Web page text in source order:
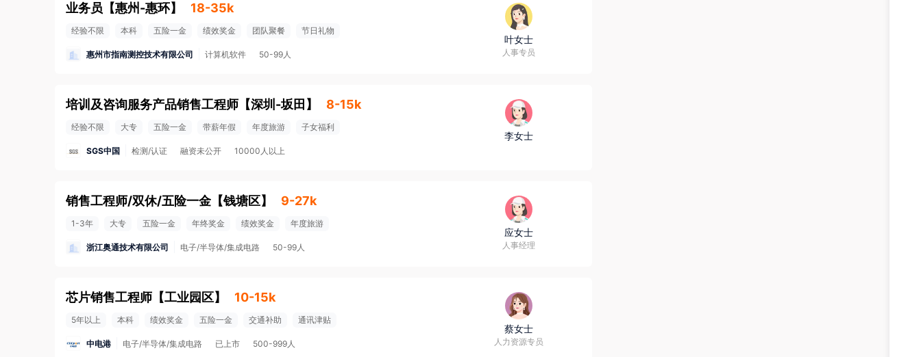
业务员 【惠州-惠环】 18-35k
经验不限 本科 五险一金 绩效奖金 团队聚餐 节日礼物
惠州市指南测控技术有限公司 计算机软件 50-99人
叶女士
人事专员
培训及咨询服务产品销售工程师 【深圳-坂田 】 8-15k
经验不限 大专 五险一金 带薪年假 年度旅游 子女福利
SGS中国 检测/认证 融资未公开 10000人以上
李女士
销售工程师/双休/五险一金 【钱塘区】 9-27k
1-3年 大专 五险一金 年终奖金 绩效奖金 年度旅游
浙江奥通技术有限公司 电子/半导体/集成电路 50-99人
应女士
人事经理
芯片销售工程师 【工业园区】 10-15k
5年以上 本科 绩效奖金 五险一金 交通补助 通讯津贴
中电港 电子/半导体/集成电路 已上市 500-999人
蔡女士
人力资源专员